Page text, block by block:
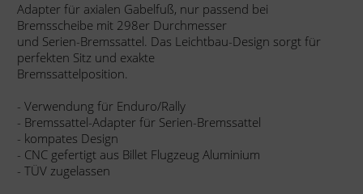
Adapter für axialen Gabelfuß, nur passend bei
Bremsscheibe mit 298er Durchmesser
und Serien-Bremssattel. Das Leichtbau-Design sorgt für
perfekten Sitz und exakte
Bremssattelposition.
- Verwendung für Enduro/Rally
- Bremssattel-Adapter für Serien-Bremssattel
- kompates Design
- CNC gefertigt aus Billet Flugzeug Aluminium
- TÜV zugelassen